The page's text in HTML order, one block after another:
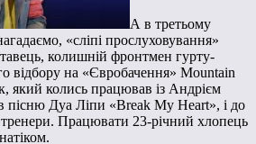
А в третьому
«сліпі прослуховування»
колишній фронтмен гурту-
відбору на «Євробачення» Mountain
який колись працював із Андрієм
пісню Дуа Ліпи «Break My Heart», і до
тренери. Працювати 23-річний хлопець